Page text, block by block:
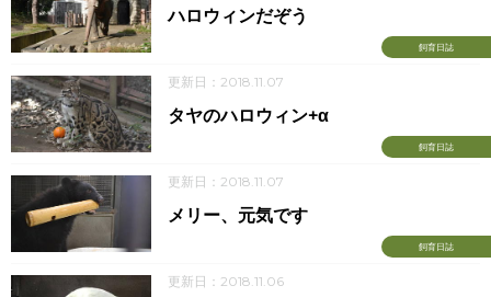
飼育日誌
ハロウィンだぞう
更新日：2018.11.07
飼育日誌
タヤのハロウィン+α
更新日：2018.11.07
飼育日誌
メリー、元気です
更新日：2018.11.06